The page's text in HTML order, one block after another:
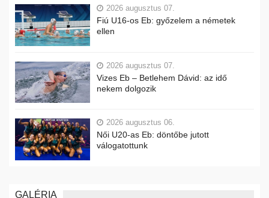
2026 augusztus 07.
Fiú U16-os Eb: győzelem a németek
ellen
2026 augusztus 07.
Vizes Eb – Betlehem Dávid: az idő
nekem dolgozik
2026 augusztus 06.
Női U20-as Eb: döntőbe jutott
válogatottunk
GALÉRIA